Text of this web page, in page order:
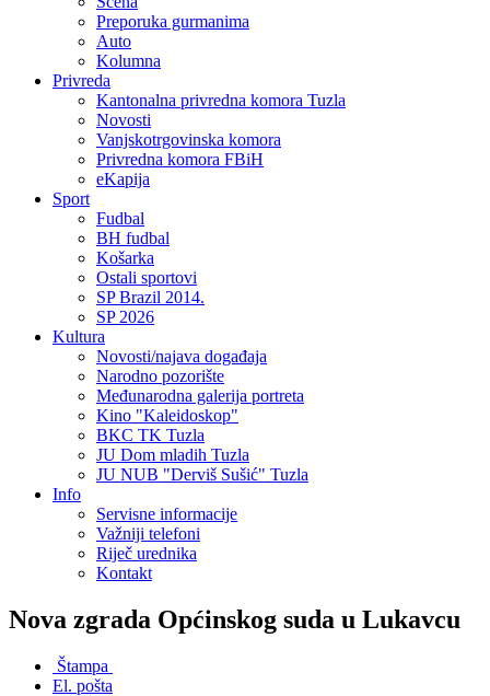
Preporuka gurmanima
Auto
Kolumna
Privreda
Kantonalna privredna komora Tuzla
Novosti
Vanjskotrgovinska komora
Privredna komora FBiH
eKapija
Sport
Fudbal
BH fudbal
Košarka
Ostali sportovi
SP Brazil 2014.
SP 2026
Kultura
Novosti/najava događaja
Narodno pozorište
Međunarodna galerija portreta
Kino "Kaleidoskop"
BKC TK Tuzla
JU Dom mladih Tuzla
JU NUB "Derviš Sušić" Tuzla
Info
Servisne informacije
Važniji telefoni
Riječ urednika
Kontakt
Nova zgrada Općinskog suda u Lukavcu
Štampa
El. pošta